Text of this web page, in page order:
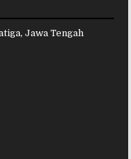
Jawa Tengah